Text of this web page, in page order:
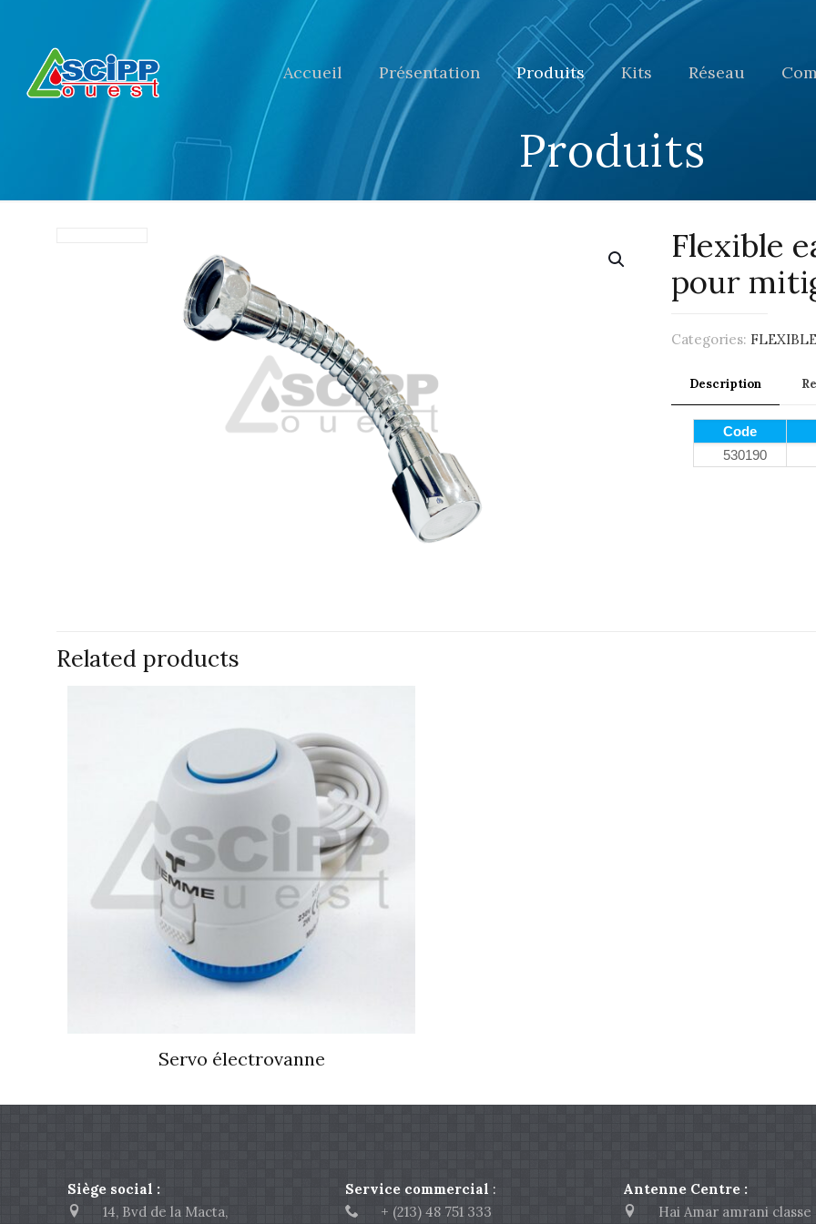
Accueil Présentation Produits Kits Réseau
Produits
Flexible
pour
Categories:
Description
Code
530190
Related products
Servo électrovanne
Siège social :
14, Bvd de la Macta,
Service commercial :
+ (213) 48 751 333
Antenne Centre :
Hai Amar amrani classe